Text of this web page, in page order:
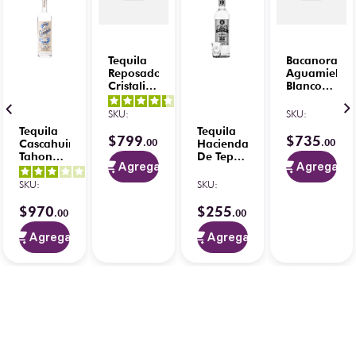
4.5/ 5-
opiniones
Tequila
Cascahuin
Tahona
Blanco
750 ml
3/ 5-
SKU:
$970.00
Agregar
Tequila
Reposado
Cristalino
Tierra
Noble
SKU:
$799.00
Agregar
Tequila
Hacienda
De Tepa
100%
con
Caballito
SKU:
$255.00
Agregar
Bacanora
Aguamiel
Blanco
Agave
750 ml
SKU:
$735.00
Agregar